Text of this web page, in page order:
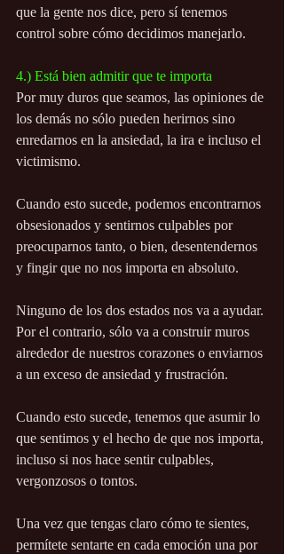
que la gente nos dice, pero sí tenemos
control sobre cómo decidimos manejarlo.
4.) Está bien admitir que te importa
Por muy duros que seamos, las opiniones de
los demás no sólo pueden herirnos sino
enredarnos en la ansiedad, la ira e incluso el
victimismo.
Cuando esto sucede, podemos encontrarnos
obsesionados y sentirnos culpables por
preocuparnos tanto, o bien, desentendernos
y fingir que no nos importa en absoluto.
Ninguno de los dos estados nos va a ayudar.
Por el contrario, sólo va a construir muros
alrededor de nuestros corazones o enviarnos
a un exceso de ansiedad y frustración.
Cuando esto sucede, tenemos que asumir lo
que sentimos y el hecho de que nos importa,
incluso si nos hace sentir culpables,
vergonzosos o tontos.
Una vez que tengas claro cómo te sientes,
permítete sentarte en cada emoción una por